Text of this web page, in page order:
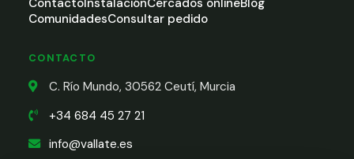
ContactoInstalaciónCercados onlineBlog
ComunidadesConsultar pedido
CONTACTO
C. Río Mundo, 30562 Ceutí, Murcia
+34 684 45 27 21
info@vallate.es